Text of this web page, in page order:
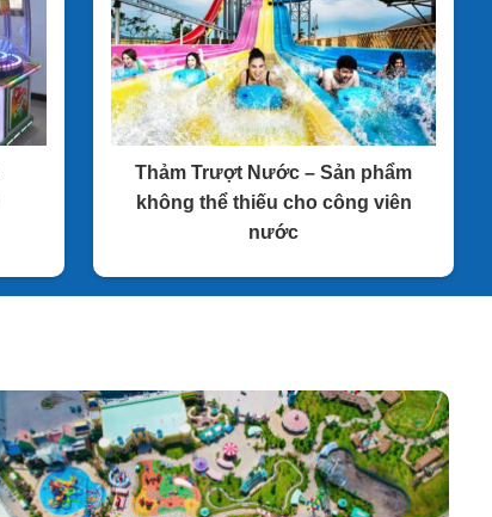
Thảm Trượt Nước – Sản phẩm
không thể thiếu cho công viên
nước